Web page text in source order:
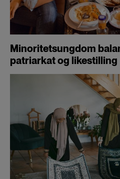
Minoritetsungdom
patriarkat og likestilling